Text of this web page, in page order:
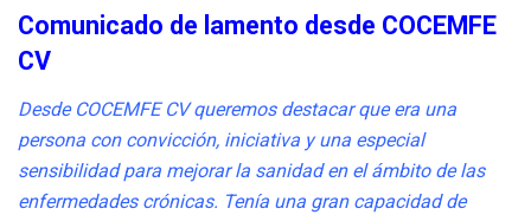
Comunicado de lamento desde COCEMFE
CV
Desde COCEMFE CV queremos destacar que era una
persona con convicción, iniciativa y una especial
sensibilidad para mejorar la sanidad en el ámbito de las
enfermedades crónicas. Tenía una gran capacidad de